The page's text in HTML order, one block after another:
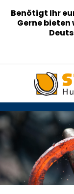
Benötigt Ihr
Gerne bieten